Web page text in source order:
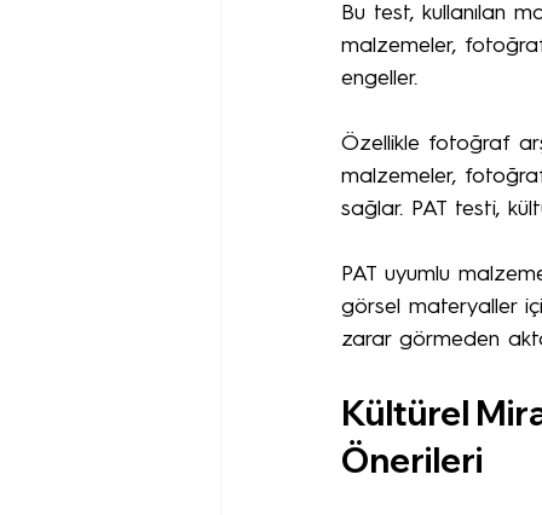
Bu test, kullanılan
malzemeler,
engeller.
Özellikle fotoğraf
malzemeler,
sağlar. PAT testi,
PAT uyumlu
görsel materyaller
zarar görmeden
Kültürel
Önerileri